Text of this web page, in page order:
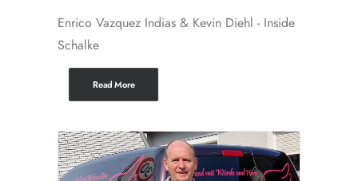
Enrico Vazquez Indias & Kevin Diehl - Inside
Schalke
Read More